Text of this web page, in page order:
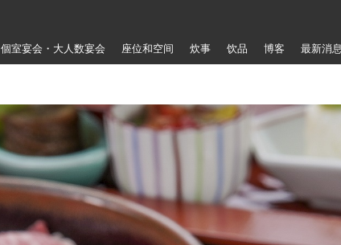
個室宴会・大人数宴会 座位和空间 炊事 饮品 博客 最新消息